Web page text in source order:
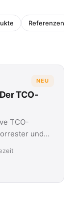
Referenzen
NEU
TCO-
TCO-
und